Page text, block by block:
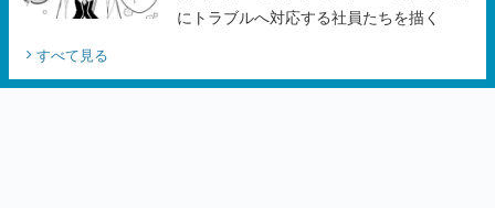
にトラブルへ対応する社員たちを描く
すべて見る